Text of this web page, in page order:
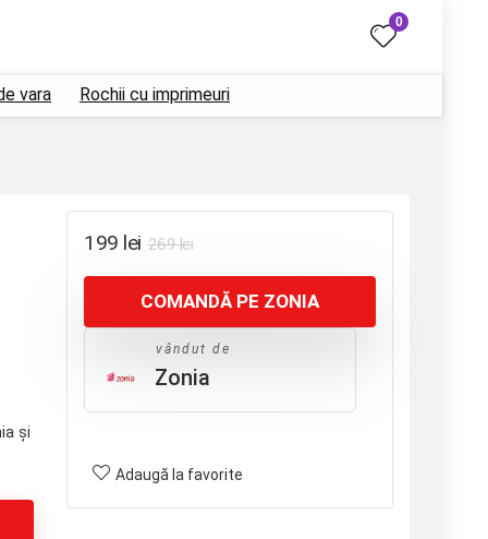
0
vara Rochii cu imprimeuri
și
269leiPrețul
inițial
a
fost:
269 lei.
199 lei
Prețul
curent
este:
199 lei.
COMANDĂ PE ZONIA
vândut de
Zonia
Adaugă la favorite